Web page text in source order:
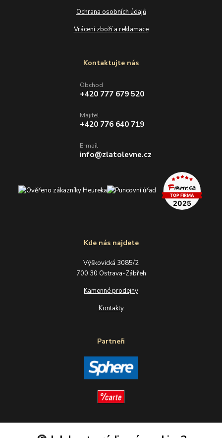
Ochrana osobních údajů
Vrácení zboží a reklamace
Kde nás najdete
Výškovická 3085/2
700 30 Ostrava-Zábřeh
Kamenné prodejny
Kontakty
Partneři
Sledujte nás
Kontaktujte nás
Obchod
+420 777 679 520
Majitel
+420 776 640 719
E-mail
info@zlatolevne.cz